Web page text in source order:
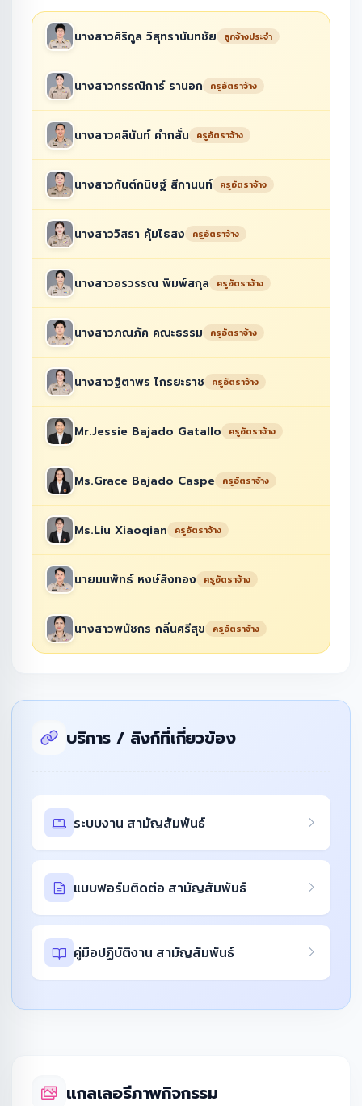
นางสาวศิริกูล วิสุทรานันทชัย ลูกจ้างประจำ
นางสาวกรรณิการ์ รานอก ครูอัตราจ้าง
นางสาวศสินันท์ คำกลั่น ครูอัตราจ้าง
นางสาวกันต์กนิษฐ์ สีกานนท์ ครูอัตราจ้าง
นางสาววิสรา คุ้มไธสง ครูอัตราจ้าง
นางสาวอรวรรณ พิมพ์สกุล ครูอัตราจ้าง
นางสาวภณภัค คณะธรรม ครูอัตราจ้าง
นางสาวฐิตาพร ไกรยะราช ครูอัตราจ้าง
Mr.Jessie Bajado Gatallo ครูอัตราจ้าง
Ms.Grace Bajado Caspe ครูอัตราจ้าง
Ms.Liu Xiaoqian ครูอัตราจ้าง
นายมนพัทธ์ หงษ์สิงทอง ครูอัตราจ้าง
นางสาวพนัชกร กลิ่นศรีสุข ครูอัตราจ้าง
บริการ / ลิงก์ที่เกี่ยวข้อง
ระบบงาน สามัญสัมพันธ์
แบบฟอร์มติดต่อ สามัญสัมพันธ์
คู่มือปฏิบัติงาน สามัญสัมพันธ์
แกลเลอรีภาพกิจกรรม